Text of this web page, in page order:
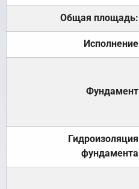
Общая площадь:
Исполнение
Фундамент
Гидроизоляция
фундамента